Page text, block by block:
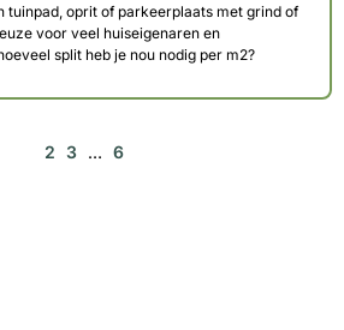
tuinpad, oprit of parkeerplaats met grind of
voor veel huiseigenaren en
split heb je nou nodig per m2?
2 3 … 6